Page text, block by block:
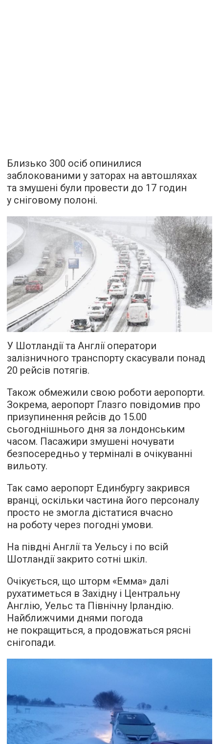
Близько 300 осіб опинилися
заблокованими у заторах на автошляхах
та змушені були провести до 17 годин
у сніговому полоні.
У Шотландії та Англії оператори
залізничного транспорту скасували понад
20 рейсів потягів.
Також обмежили свою роботи аеропорти.
Зокрема, аеропорт Глазго повідомив про
призупинення рейсів до 15.00
сьогоднішнього дня за лондонським
часом. Пасажири змушені ночувати
безпосередньо у терміналі в очікуванні
вильоту.
Так само аеропорт Единбургу закрився
вранці, оскільки частина його персоналу
просто не змогла дістатися вчасно
на роботу через погодні умови.
На півдні Англії та Уельсу і по всій
Шотландії закрито сотні шкіл.
Очікується, що шторм «Емма» далі
рухатиметься в Західну і Центральну
Англію, Уельс та Північну Ірландію.
Найближчими днями погода
не покращиться, а продовжаться рясні
снігопади.